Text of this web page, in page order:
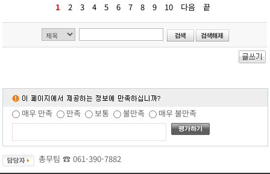
찾아오시는길
1 2 3 4 5 6 7 8 9 10 다음 끝
매우 만족 만족 보통 불만족 매우 불만족
총무팀 ☎ 061-390-7882